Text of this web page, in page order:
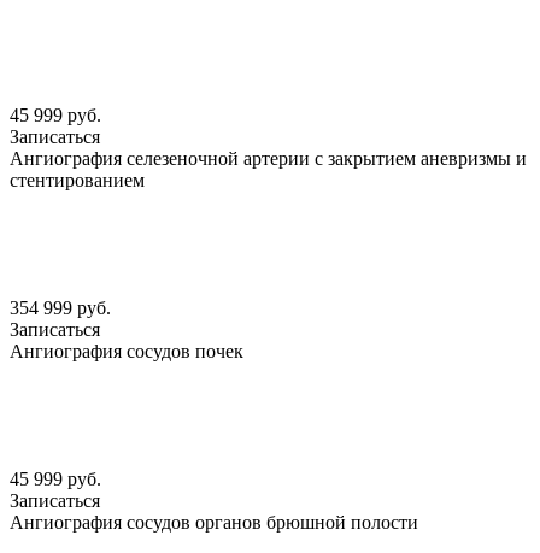
45 999 руб.
Записаться
Ангиография селезеночной артерии с закрытием аневризмы и
стентированием
354 999 руб.
Записаться
Ангиография сосудов почек
45 999 руб.
Записаться
Ангиография сосудов органов брюшной полости